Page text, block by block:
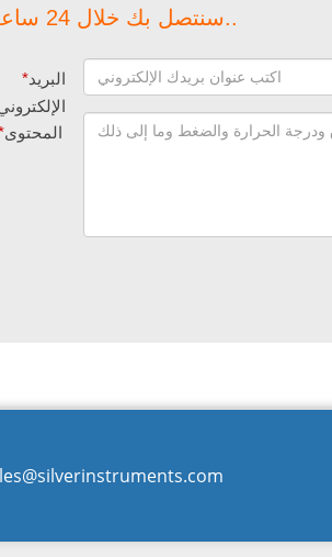
سنتصل بك خلال 24 ساعة..
*البريد
المحتوى